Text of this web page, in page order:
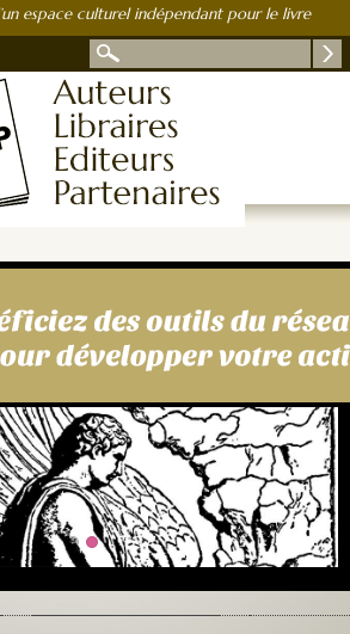
espace culturel indépendant pour le livre